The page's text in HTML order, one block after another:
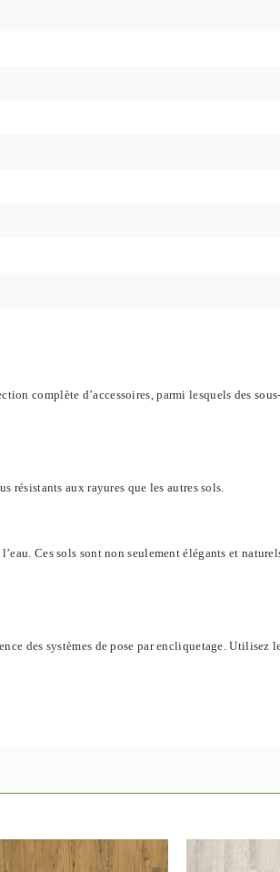
complète d’accessoires, parmi lesquels des
résistants aux rayures que les autres sols.
Ces sols sont non seulement élégants et
des systèmes de pose par encliquetage. Utilisez